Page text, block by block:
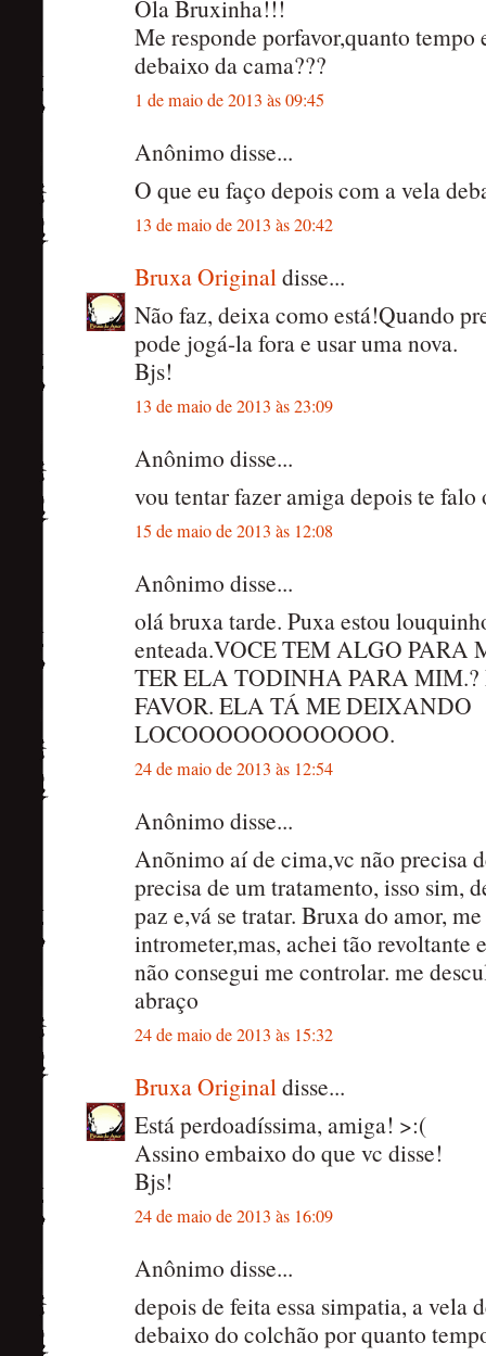
Ola Bruxinha!!!
Me responde porfavor,quanto tempo
debaixo da cama???
1 de maio de 2013 às 09:45
Anônimo disse...
O que eu faço depois com a vela
13 de maio de 2013 às 20:42
Bruxa Originaldisse...
Não faz, deixa como está!Quando
pode jogá-la fora e usar uma nova.
Bjs!
13 de maio de 2013 às 23:09
Anônimo disse...
vou tentar fazer amiga depois te falo
15 de maio de 2013 às 12:08
Anônimo disse...
olá bruxa tarde. Puxa estou
enteada.VOCE TEM ALGO PARA
TER ELA TODINHA PARA MIM.?
FAVOR. ELA TÁ ME DEIXANDO
LOCOOOOOOOOOOOO.
24 de maio de 2013 às 12:54
Anônimo disse...
Anõnimo aí de cima,vc não precisa
precisa de um tratamento, isso sim,
paz e,vá se tratar. Bruxa do amor,
intrometer,mas, achei tão revoltante
não consegui me controlar. me
abraço
24 de maio de 2013 às 15:32
Bruxa Originaldisse...
Está perdoadíssima, amiga! >:(
Assino embaixo do que vc disse!
Bjs!
24 de maio de 2013 às 16:09
Anônimo disse...
depois de feita essa simpatia, a vela
debaixo do colchão por quanto